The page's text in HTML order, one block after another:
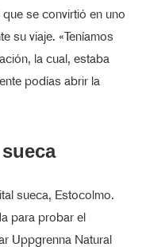
se convirtió en uno
su viaje. «Teníamos
la cual, estaba
podías abrir la
sueca, Estocolmo.
para probar el
Uppgrenna Natural